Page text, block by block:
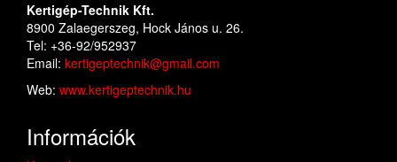
Kertigép-Technik Kft.
8900 Zalaegerszeg, Hock János u. 26.
Tel: +36-92/952937
Email: kertigeptechnik@gmail.com
Web: www.kertigeptechnik.hu
Információk